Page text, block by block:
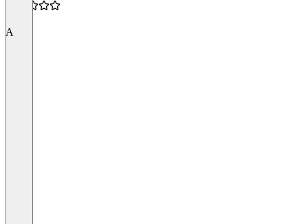
A